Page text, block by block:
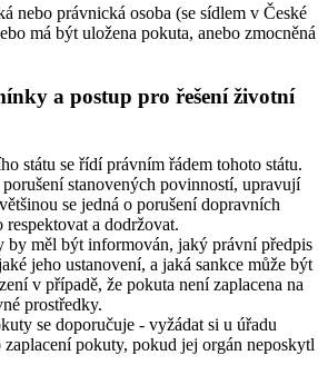
nebo právnická osoba (se sídlem v České
má být uložena pokuta, anebo zmocněná
a postup pro řešení životní
státu se řídí právním řádem tohoto státu.
stanovených povinností, upravují
se jedná o porušení dopravních
a dodržovat.
by měl být informován, jaký právní předpis
jeho ustanovení, a jaká sankce může být
v případě, že pokuta není zaplacena na
prostředky.
se doporučuje - vyžádat si u úřadu
pokuty, pokud jej orgán neposkytl